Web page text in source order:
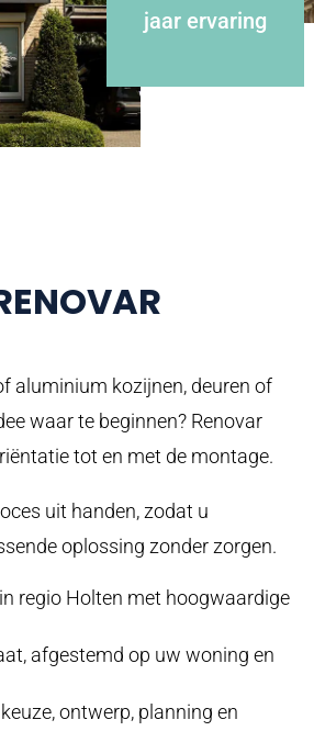
jaar ervaring
aluminium kozijnen, deuren of
waar te beginnen? Renovar
tot en met de montage.
uit handen, zodat u
oplossing zonder zorgen.
regio Holten met hoogwaardige
afgestemd op uw woning en
ontwerp, planning en